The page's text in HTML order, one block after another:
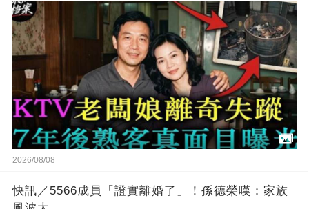
2026/08/08
快訊／5566成員「證實離婚了」！孫德榮嘆：家族